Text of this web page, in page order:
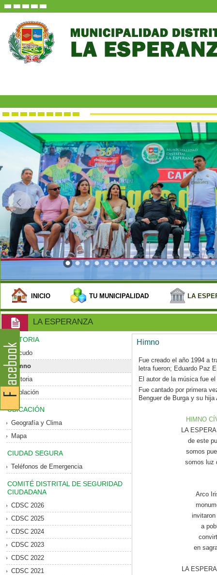
INICIO TU MUNICIPALIDAD LA
LA ESPERANZA
HISTORIA
Escudo
Himno
Historia
Población
UBICACIÓN
Geografía y Clima
Mapa
CIUDAD SEGURA
Teléfonos de Emergencia
COMITÉ DISTRITAL DE SEGURIDAD
CIUDADANA
CDSC 2026
CDSC 2025
CDSC 2024
CDSC 2023
CDSC 2022
CDSC 2021
Himno
Fue creado el año 1994 a
letra fueron; Eduardo Paz
El autor de la música fue
Fue cantado por primera
Benguer de Burga y su hija
HIMNO
LA
de este
somos
somos luz
Arco
a
en
LA